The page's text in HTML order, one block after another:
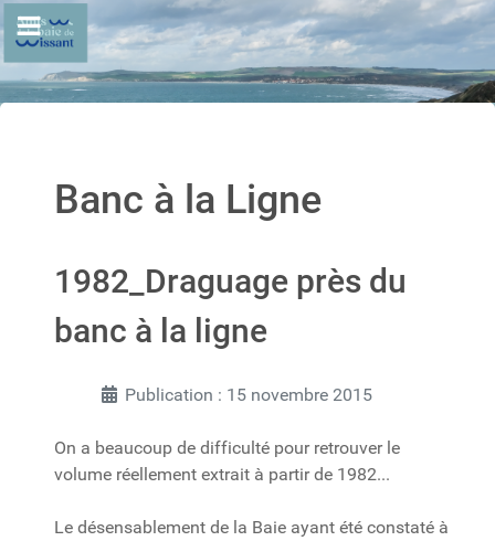
Banc à la Ligne
1982_Draguage près du
banc à la ligne
Publication : 15 novembre 2015
On a beaucoup de difficulté pour retrouver le
volume réellement extrait à partir de 1982...
Le désensablement de la Baie ayant été constaté à